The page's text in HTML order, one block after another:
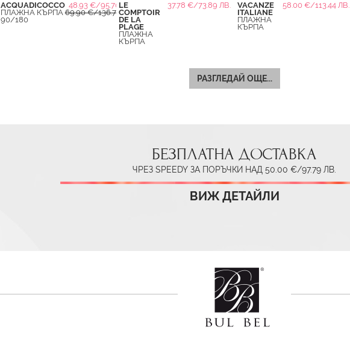
ACQUADICOCCO 48.93 €/95.70 ЛВ.
ПЛАЖНА КЪРПА
90/180
69.90 €/136.71 ЛВ.
LE
COMPTOIR
DE LA
PLAGE
37.78 €/73.89 ЛВ.
ПЛАЖНА
КЪРПА
VACANZE
ITALIANE
58.00 €/113.44 ЛВ.
ПЛАЖНА
КЪРПА
РАЗГЛЕДАЙ ОЩЕ...
БЕЗПЛАТНА ДОСТАВКА
ЧРЕЗ SPEEDY ЗА ПОРЪЧКИ НАД 50.00 €/97.79 ЛВ.
ВИЖ ДЕТАЙЛИ